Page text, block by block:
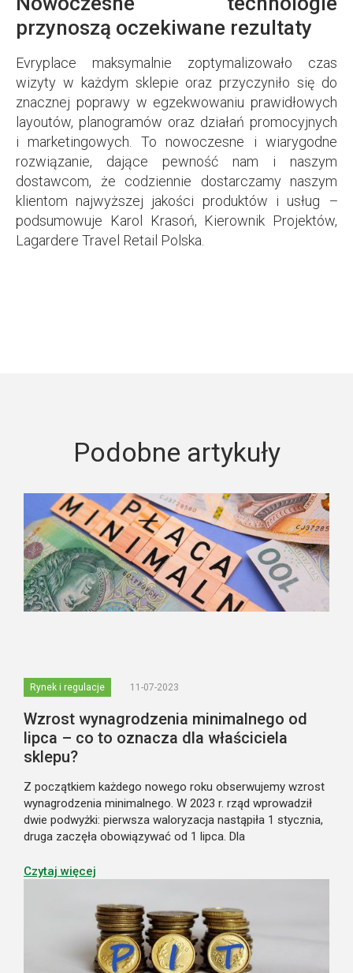
przynoszą oczekiwane rezultaty
Evryplace maksymalnie zoptymalizowało czas
wizyty w każdym sklepie oraz przyczyniło się do
znacznej poprawy w egzekwowaniu prawidłowych
layoutów, planogramów oraz działań promocyjnych
i marketingowych. To nowoczesne i wiarygodne
rozwiązanie, dające pewność nam i naszym
dostawcom, że codziennie dostarczamy naszym
klientom najwyższej jakości produktów i usług
–
podsumowuje Karol Krasoń, Kierownik Projektów,
Lagardere Travel Retail Polska.
Podobne artykuły
Rynek i regulacje 11-07-2023
Wzrost wynagrodzenia minimalnego od
lipca – co to oznacza dla właściciela
sklepu?
Z początkiem każdego nowego roku obserwujemy wzrost
wynagrodzenia minimalnego. W 2023 r. rząd wprowadził
dwie podwyżki: pierwsza waloryzacja nastąpiła 1 stycznia,
druga zaczęła obowiązywać od 1 lipca. Dla
wiadomość, ale z perspektywy zatrudniających, w tym
Czytaj więcej